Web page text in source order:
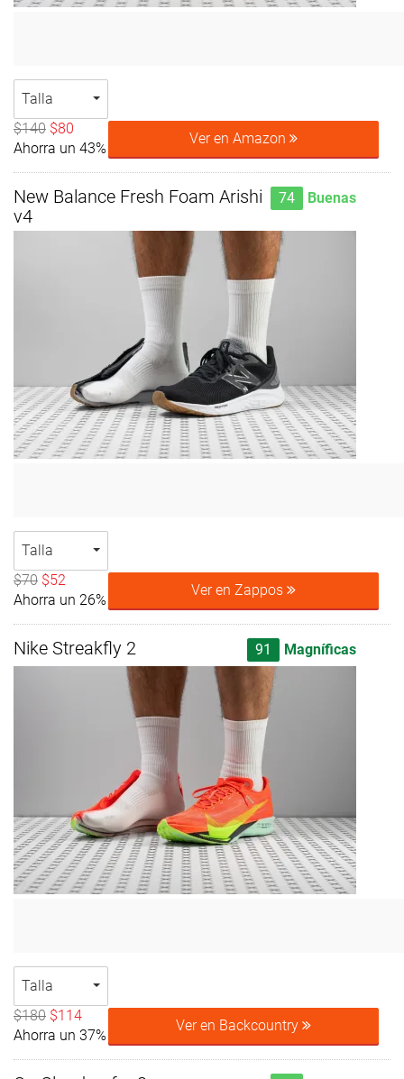
Talla
$140 $80
Ahorra un 43%
Ver en Amazon
New Balance Fresh Foam Arishi
v4
74 Buenas
Talla
$70 $52
Ahorra un 26%
Ver en Zappos
Nike Streakfly 2 91 Magníficas
Talla
$180 $114
Ahorra un 37%
Ver en Backcountry